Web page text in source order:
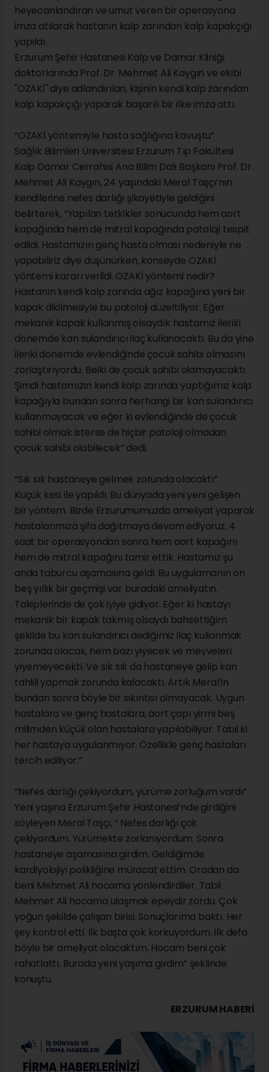
heyecanlandıran ve umut veren bir operasyona
imza atılarak hastanın kalp zarından kalp kapakçığı
yapıldı.
Erzurum Şehir Hastanesi Kalp ve Damar Kliniği
doktorlarında Prof. Dr. Mehmet Ali Kaygın ve ekibi
"OZAKİ" diye adlandırılan, kişinin kendi kalp zarından
kalp kapakçığı yaparak başarılı bir ilke imza attı.
“OZAKİ yöntemiyle hasta sağlığına kavuştu”
Sağlık Bilimleri Üniversitesi Erzurum Tıp Fakültesi
Kalp Damar Cerrahisi Ana Bilim Dalı Başkanı Prof. Dr.
Mehmet Ali Kaygın, 24 yaşındaki Meral Taşçı’nın
kendilerine nefes darlığı şikayetiyle geldiğini
belirterek, “Yapılan tetkikler sonucunda hem aort
kapağında hem de mitral kapağında patoloji tespit
edildi. Hastamızın genç hasta olması nedeniyle ne
yapabiliriz diye düşünürken, konseyde OZAKİ
yöntemi kararı verildi. OZAKİ yöntemi nedir?
Hastanın kendi kalp zarında ağız kapağına yeni bir
kapak dikilmesiyle bu patoloji düzeltiliyor. Eğer
mekanik kapak kullanmış olsaydık hastamız ileriki
dönemde kan sulandırıcı ilaç kullanacaktı. Bu da yine
ileriki dönemde evlendiğinde çocuk sahibi olmasını
zorlaştırıyordu. Belki de çocuk sahibi olamayacaktı.
Şimdi hastamızın kendi kalp zarında yaptığımız kalp
kapağıyla bundan sonra herhangi bir kan sulandırıcı
kullanmayacak ve eğer ki evlendiğinde de çocuk
sahibi olmak isterse de hiçbir patoloji olmadan
çocuk sahibi olabilecek” dedi.
“Sık sık hastaneye gelmek zorunda olacaktı”
Küçük kesi ile yapıldı. Bu dünyada yeni yeni gelişen
bir yöntem. Bizde Erzurumumuzda ameliyat yaparak
hastalarımıza şifa dağıtmaya devam ediyoruz. 4
saat bir operasyondan sonra hem aort kapağını
hem de mitral kapağını tamir ettik. Hastamız şu
anda taburcu aşamasına geldi. Bu uygulamanın on
beş yıllık bir geçmişi var buradaki ameliyatın.
Takiplerinde de çok iyiye gidiyor. Eğer ki hastayı
mekanik bir kapak takmış olsaydı bahsettiğim
şekilde bu kan sulandırıcı dediğimiz ilaç kullanmak
zorunda olacak, hem bazı yiyecek ve meyveleri
yiyemeyecekti. Ve sık sık da hastaneye gelip kan
tahlili yapmak zorunda kalacaktı. Artık Meral’in
bundan sonra böyle bir sıkıntısı olmayacak. Uygun
hastalara ve genç hastalara, aort çapı yirmi beş
milimden küçük olan hastalara yapılabiliyor. Tabii ki
her hastaya uygulanmıyor. Özellikle genç hastaları
tercih ediliyor.”
“Nefes darlığı çekiyordum, yürüme zorluğum vardı”
Yeni yaşına Erzurum Şehir Hastanesi’nde girdiğini
söyleyen Meral Taşçı, “ Nefes darlığı çok
çekiyordum. Yürümekte zorlanıyordum. Sonra
hastaneye aşamasına girdim. Geldiğimde
kardiyolojiyi polikliğine müracat ettim. Oradan da
beni Mehmet Ali hocama yönlendirdiler. Tabii
Mehmet Ali hocama ulaşmak epeydir zordu. Çok
yoğun şekilde çalışan birisi. Sonuçlarıma baktı. Her
şey kontrol etti. İlk başta çok korkuyordum. İlk defa
böyle bir ameliyat olacaktım. Hocam beni çok
rahatlattı. Burada yeni yaşıma girdim” şeklinde
konuştu.
ERZURUM HABERİ